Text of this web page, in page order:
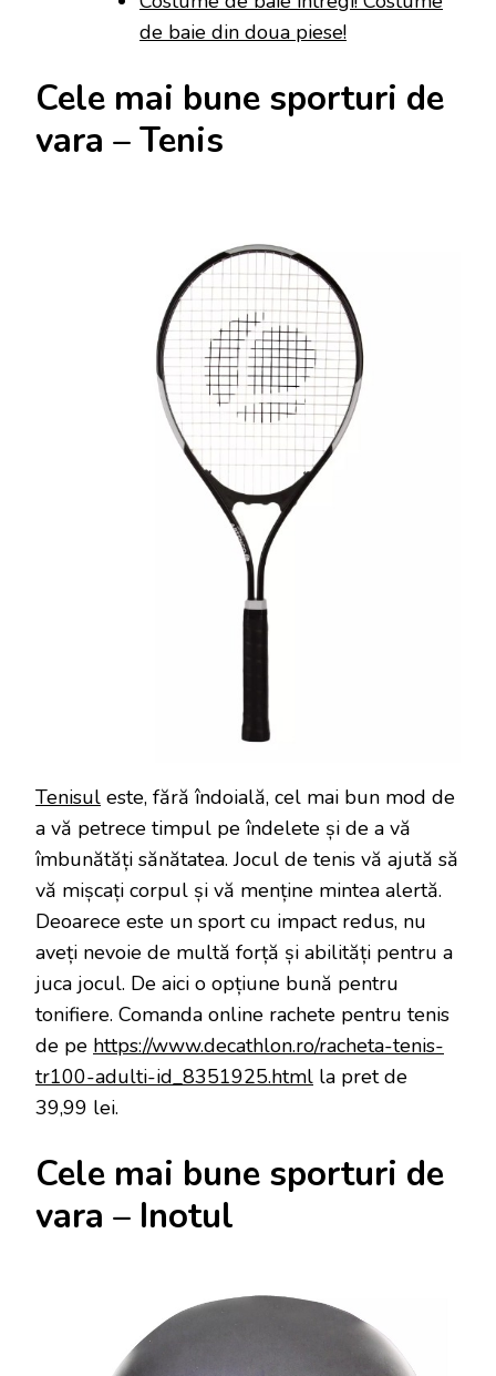
de baie din doua piese!
Cele mai bune sporturi de
vara – Tenis
Tenisul este, fără îndoială, cel mai bun mod de
a vă petrece timpul pe îndelete și de a vă
îmbunătăți sănătatea. Jocul de tenis vă ajută să
vă mișcați corpul și vă menține mintea alertă.
Deoarece este un sport cu impact redus, nu
aveți nevoie de multă forță și abilități pentru a
juca jocul. De aici o opțiune bună pentru
tonifiere. Comanda online rachete pentru tenis
de pe https://www.decathlon.ro/racheta-tenis-
tr100-adulti-id_8351925.html la pret de
39,99 lei.
Cele mai bune sporturi de
vara – Inotul